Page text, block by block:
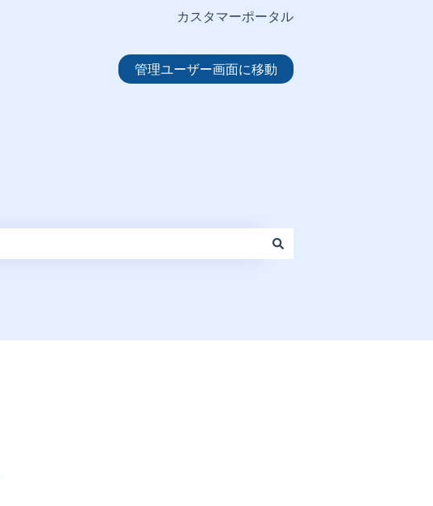
カスタマーポータル
管理ユーザー画面に移動